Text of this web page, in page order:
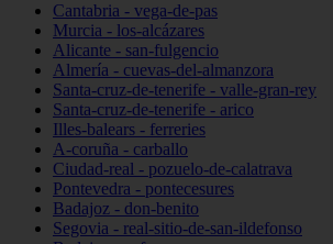
Cantabria - vega-de-pas
Murcia - los-alcázares
Alicante - san-fulgencio
Almería - cuevas-del-almanzora
Santa-cruz-de-tenerife - valle-gran-rey
Santa-cruz-de-tenerife - arico
Illes-balears - ferreries
A-coruña - carballo
Ciudad-real - pozuelo-de-calatrava
Pontevedra - pontecesures
Badajoz - don-benito
Segovia - real-sitio-de-san-ildefonso